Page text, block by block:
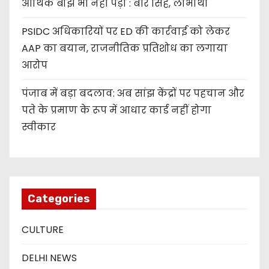
आर्थिक बोझ भी नहीं पड़ा : बीर सिंह, लाभार्थी
PSIDC अधिकारियों पर ED की कार्रवाई को लेकर
AAP का बयान, राजनीतिक प्रतिशोध का लगाया
आरोप
पंजाब में बड़ा बदलाव: अब सांझ केंद्रों पर पहचान और
पते के प्रमाण के रूप में आधार कार्ड नहीं होगा
स्वीकार
Categories
CULTURE
DELHI NEWS